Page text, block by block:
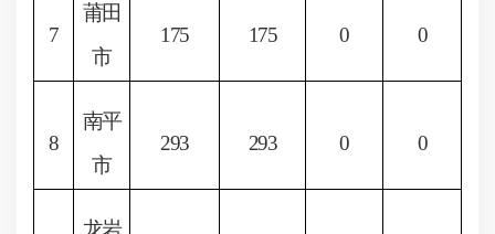
7
莆田
市
175 175 0 0
8
南平
市
293 293 0 0
龙岩